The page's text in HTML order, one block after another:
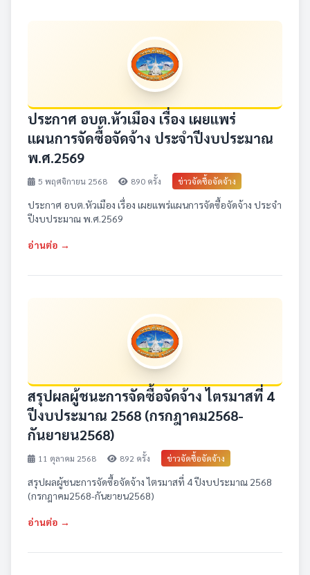
ประกาศ อบต.หัวเมือง เรื่อง เผยแพร่
แผนการจัดซื้อจัดจ้าง ประจำปีงบประมาณ
พ.ศ.2569
5 พฤศจิกายน 2568 890 ครั้ง ข่าวจัดซื้อจัดจ้าง
ประกาศ อบต.หัวเมือง เรื่อง เผยแพร่แผนการจัดซื้อจัดจ้าง ประจำ
ปีงบประมาณ พ.ศ.2569
อ่านต่อ →
สรุปผลผู้ชนะการจัดซื้อจัดจ้าง ไตรมาสที่ 4
ปีงบประมาณ 2568 (กรกฎาคม2568-
กันยายน2568)
11 ตุลาคม 2568 892 ครั้ง ข่าวจัดซื้อจัดจ้าง
สรุปผลผู้ชนะการจัดซื้อจัดจ้าง ไตรมาสที่ 4 ปีงบประมาณ 2568
(กรกฎาคม2568-กันยายน2568)
อ่านต่อ →